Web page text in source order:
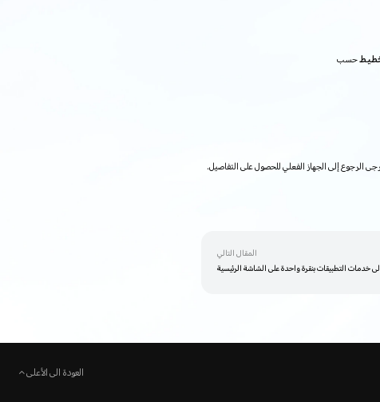
حسب
الرجوع إلى الجهاز الفعلي للحصول على التفاصيل.
المقال التالي
خدمات التطبيقات بنقرة واحدة على الشاشة الرئيسية
العودة الى الأعلى